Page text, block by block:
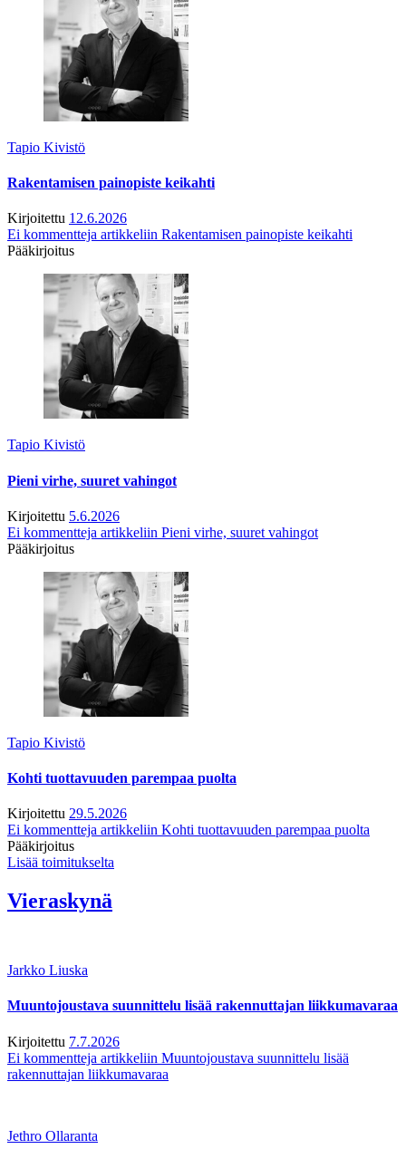
Tapio Kivistö
Rakentamisen painopiste keikahti
Kirjoitettu 12.6.2026
Ei kommentteja artikkeliin Rakentamisen painopiste keikahti
Pääkirjoitus
Tapio Kivistö
Pieni virhe, suuret vahingot
Kirjoitettu 5.6.2026
Ei kommentteja artikkeliin Pieni virhe, suuret vahingot
Pääkirjoitus
Tapio Kivistö
Kohti tuottavuuden parempaa puolta
Kirjoitettu 29.5.2026
Ei kommentteja artikkeliin Kohti tuottavuuden parempaa puolta
Pääkirjoitus
Lisää toimitukselta
Vieraskynä
Jarkko Liuska
Muuntojoustava suunnittelu lisää rakennuttajan liikkumavaraa
Kirjoitettu 7.7.2026
Ei kommentteja artikkeliin Muuntojoustava suunnittelu lisää
rakennuttajan liikkumavaraa
Jethro Ollaranta